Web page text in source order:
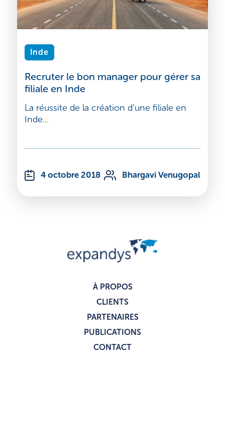
Inde
Recruter le bon manager pour gérer sa
filiale en Inde
La réussite de la création d’une filiale en
Inde...
4 octobre 2018 Bhargavi Venugopal
À PROPOS
CLIENTS
PARTENAIRES
PUBLICATIONS
CONTACT